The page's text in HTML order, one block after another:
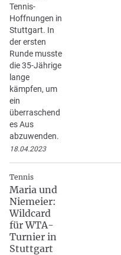
Tennis-
Hoffnungen in
Stuttgart. In
der ersten
Runde musste
die 35-Jährige
lange
kämpfen, um
ein
überraschend
es Aus
abzuwenden.
18.04.2023
Tennis
Maria und
Niemeier:
Wildcard
für WTA-
Turnier in
Stuttgart